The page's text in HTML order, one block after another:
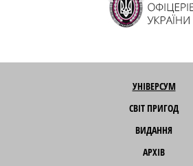
УНІВЕРСУМ
СВІТ ПРИГОД
ВИДАННЯ
АРХІВ